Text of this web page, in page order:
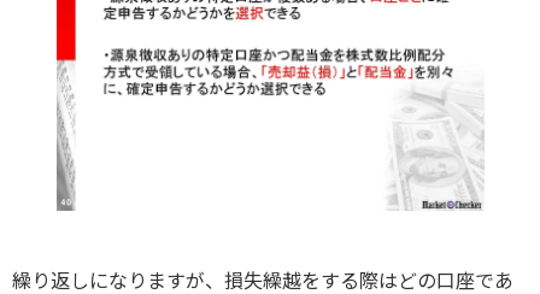
繰り返しになりますが、損失繰越をする際はどの口座であ